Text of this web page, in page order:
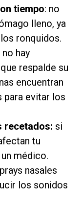
tiempo: no
lleno, ya
ronquidos.
hay
respalde su
encuentran
para evitar los
recetados: si
tu
médico.
nasales
los sonidos